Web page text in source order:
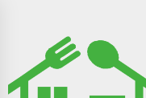
content